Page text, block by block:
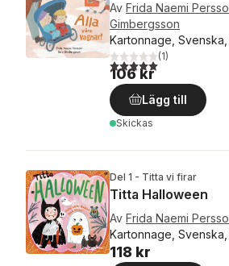
Av Frida Naemi
Gimbergsson
Kartonnage,
5,0utav 5 stjärnor.
(1)
106 kr
Lägg till
Skickas
Del 1 - Titta vi firar
Titta Halloween
Av Frida Naemi
Kartonnage,
118 kr